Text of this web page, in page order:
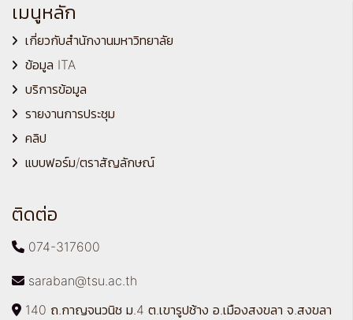
เมนูหลัก
เกี่ยวกับสำนักงานมหาวิทยาลัย
ข้อมูล ITA
บริการข้อมูล
รายงานการประชุม
คลิป
แบบฟอร์ม/ตราสัญลักษณ์
ติดต่อ
074-317600
saraban@tsu.ac.th
140 ถ.กาญจนวนิช ม.4 ต.เขารูปช้าง อ.เมืองสงขลา จ.สงขลา